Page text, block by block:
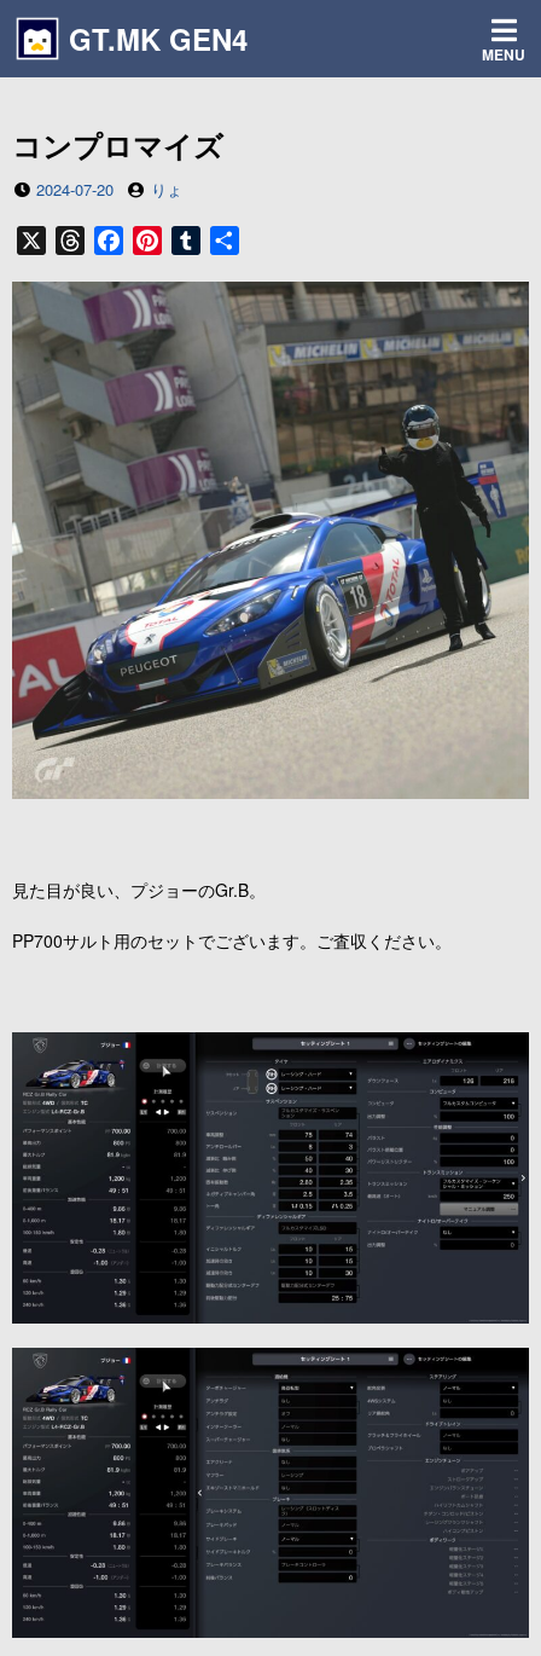
キ
GT.MK GEN4 MENU
コンプロマイズ
投
日
2024-07-20
投
者
りょ
r
e
a
d
s
c
e
b
o
k
n
t
r
e
s
b
見た目が良い、プジョーのGr.B。
PP700サルト用のセットでございます。ご査収ください。